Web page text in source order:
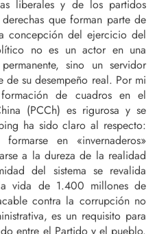
liberales y de los partidos
que forman parte de
concepción del ejercicio del
no es un actor en una
sino un servidor
su desempeño real. Por mi
de cuadros en el
(PCCh) es rigurosa y se
ha sido claro al respecto:
en «invernaderos»
a la dureza de la realidad
del sistema se revalida
vida de 1.400 millones de
contra la corrupción no
es un requisito para